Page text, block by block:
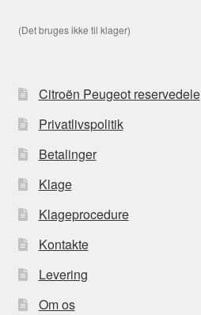
(Det bruges ikke til klager)
Citroën Peugeot reservedele
Privatlivspolitik
Betalinger
Klage
Klageprocedure
Kontakte
Levering
Om os